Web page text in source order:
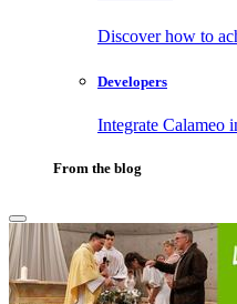
Discover how to
Developers
Integrate
From the blog